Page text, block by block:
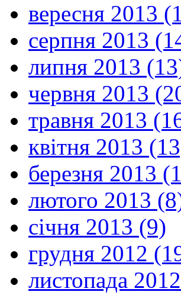
вересня 2013
серпня 2013
липня 2013
червня 2013
травня 2013
квітня 2013
березня 2013
лютого 2013
січня 2013 (9)
грудня 2012
листопада